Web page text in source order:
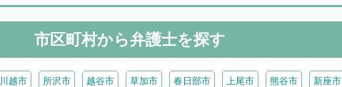
市区町村から弁護士を探す
川越市 所沢市 越谷市 草加市 春日部市 上尾市 熊谷市 新座市